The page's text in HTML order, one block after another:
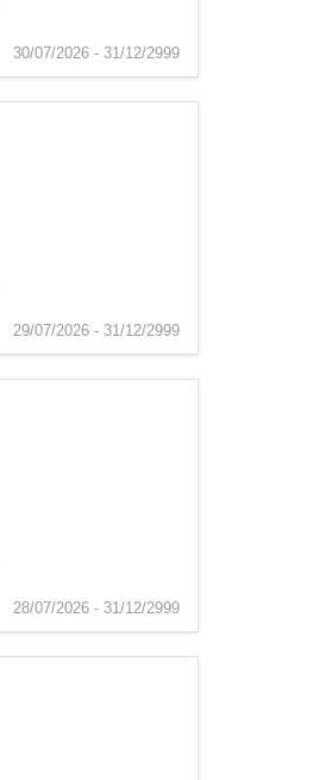
30/07/2026 - 31/12/2999
29/07/2026 - 31/12/2999
28/07/2026 - 31/12/2999